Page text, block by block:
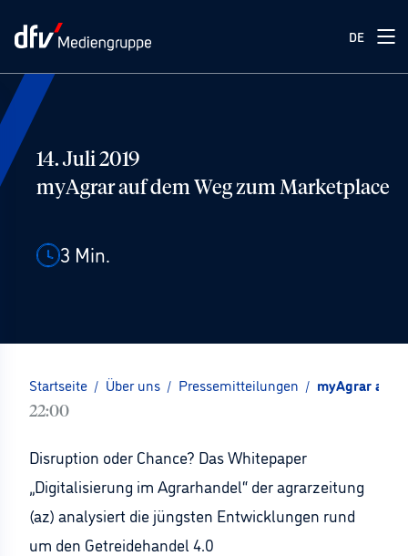
DE
14. Juli 2019
myAgrar auf dem Weg zum Marketplace
3 Min.
Startseite / Über uns / Pressemitteilungen / myAgrar auf
22:00
Disruption oder Chance? Das Whitepaper
„Digitalisierung im Agrarhandel“ der agrarzeitung
(az) analysiert die jüngsten Entwicklungen rund
um den Getreidehandel 4.0